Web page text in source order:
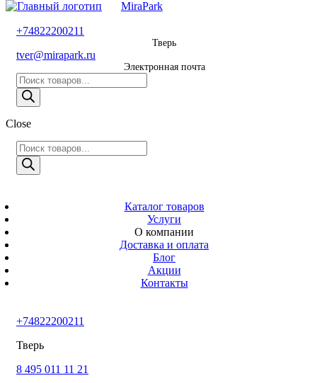
MiraPark
бесплатный
+74822200211
Электронная
Время работы
Тверь,
Калинина 3
+74822200211 info@mirapark.ru
Каталог товаров
Игровое оборудование для детских площадок
MiraPark
+74822200211
Тверь
tver@mirapark.ru
Электронная почта
Поиск
товаров
Close
Поиск
товаров
Каталог товаров
Услуги
О компании
Доставка и оплата
Блог
Акции
Контакты
+74822200211
Тверь
8 495 011 11 21